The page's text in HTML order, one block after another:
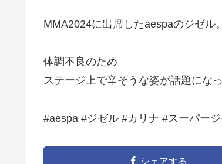
MMA2024に出席したaespaのジゼル。
体調不良のため
ステージ上で辛そうな姿が話題になっ
#aespa #ジゼル #カリナ #スーパー
シェアする